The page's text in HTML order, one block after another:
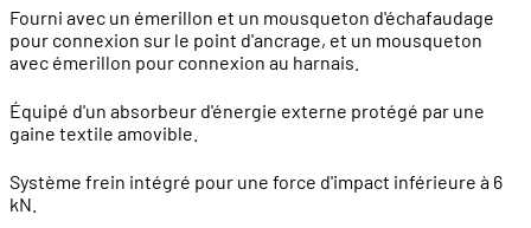
Fourni avec un émerillon et un mousqueton d'échafaudage
pour connexion sur le point d'ancrage, et un mousqueton
avec émerillon pour connexion au harnais.
Équipé d'un absorbeur d'énergie externe protégé par une
gaine textile amovible.
Système frein intégré pour une force d'impact inférieure à 6
kN.